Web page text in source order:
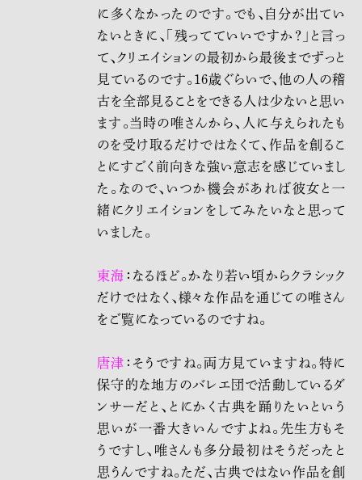
に多くなかったのです。でも、自分が出てい
ないときに、「残ってていいですか？」と言っ
て、クリエイションの最初から最後までずっと
見ているのです。16歳ぐらいで、他の人の稽
古を全部見ることをできる人は少ないと思い
ます。当時の唯さんから、人に与えられたも
のを受け取るだけではなくて、作品を創るこ
とにすごく前向きな強い意志を感じていまし
た。なので、いつか機会があれば彼女と一
緒にクリエイションをしてみたいなと思って
いました。
東海 ：なるほど。かなり若い頃からクラシック
だけではなく、様々な作品を通じての唯さん
をご覧になっているのですね。
唐津 ：そうですね。両方見ていますね。特に
保守的な地方のバレエ団で活動しているダ
ンサーだと、とにかく古典を踊りたいという
思いが一番大きいんですよね。先生方もそ
うですし、唯さんも多分最初はそうだったと
思うんですね。ただ、古典ではない作品を創